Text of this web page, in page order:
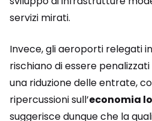
servizi mirati.
Invece, gli aeroporti relegati
rischiano di essere
una riduzione delle entrate,
ripercussioni sull’economia
suggerisce dunque che la